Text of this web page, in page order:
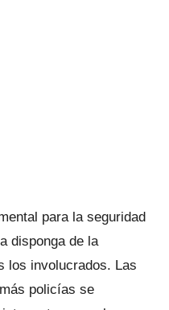
para la seguridad
disponga de la
los involucrados. Las
policías se